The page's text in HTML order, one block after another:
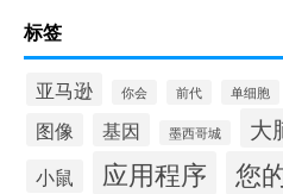
标签
亚马逊 你会 前代 单细胞
图像 基因 墨西哥城 大
小鼠
应用程序 您